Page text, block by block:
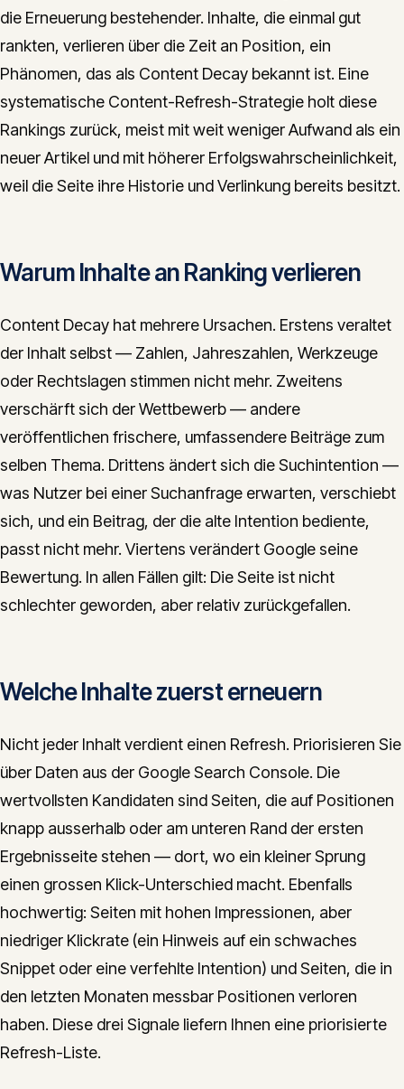
die Erneuerung bestehender. Inhalte, die einmal gut
rankten, verlieren über die Zeit an Position, ein
Phänomen, das als Content Decay bekannt ist. Eine
systematische Content-Refresh-Strategie holt diese
Rankings zurück, meist mit weit weniger Aufwand als ein
neuer Artikel und mit höherer Erfolgswahrscheinlichkeit,
weil die Seite ihre Historie und Verlinkung bereits besitzt.
Warum Inhalte an Ranking verlieren
Content Decay hat mehrere Ursachen. Erstens veraltet
der Inhalt selbst — Zahlen, Jahreszahlen, Werkzeuge
oder Rechtslagen stimmen nicht mehr. Zweitens
verschärft sich der Wettbewerb — andere
veröffentlichen frischere, umfassendere Beiträge zum
selben Thema. Drittens ändert sich die Suchintention —
was Nutzer bei einer Suchanfrage erwarten, verschiebt
sich, und ein Beitrag, der die alte Intention bediente,
passt nicht mehr. Viertens verändert Google seine
Bewertung. In allen Fällen gilt: Die Seite ist nicht
schlechter geworden, aber relativ zurückgefallen.
Welche Inhalte zuerst erneuern
Nicht jeder Inhalt verdient einen Refresh. Priorisieren Sie
über Daten aus der Google Search Console. Die
wertvollsten Kandidaten sind Seiten, die auf Positionen
knapp ausserhalb oder am unteren Rand der ersten
Ergebnisseite stehen — dort, wo ein kleiner Sprung
einen grossen Klick-Unterschied macht. Ebenfalls
hochwertig: Seiten mit hohen Impressionen, aber
niedriger Klickrate (ein Hinweis auf ein schwaches
Snippet oder eine verfehlte Intention) und Seiten, die in
den letzten Monaten messbar Positionen verloren
haben. Diese drei Signale liefern Ihnen eine priorisierte
Refresh-Liste.